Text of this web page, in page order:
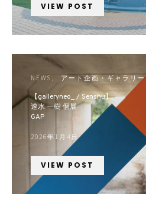
VIEW POST
NEWS アート企画・ギャラリー
【galleryneo_ / Senshu】
速水 一樹 個展
GAP
2026年1月4日
VIEW POST